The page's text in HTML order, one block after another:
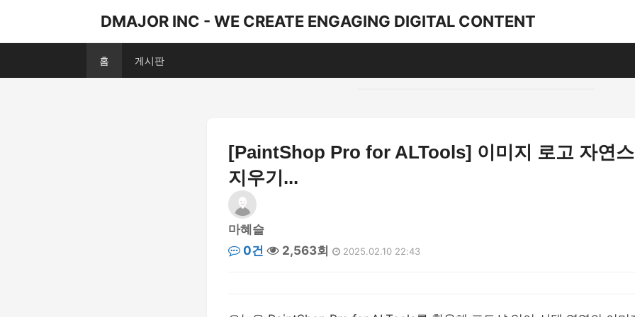
DMAJOR INC - WE CREATE ENGAGING DIGITAL CONTENT
홈 게시판
[PaintShop Pro for ALTools] 이미지 로고 자연
지우기...
마혜슬
0건
2,563회 2025.02.10 22:43